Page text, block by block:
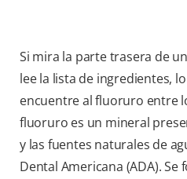
Si mira la parte trasera de
lee la lista de ingredientes,
encuentre al fluoruro entre
fluoruro es un mineral
y las fuentes naturales de
Dental Americana (ADA). Se